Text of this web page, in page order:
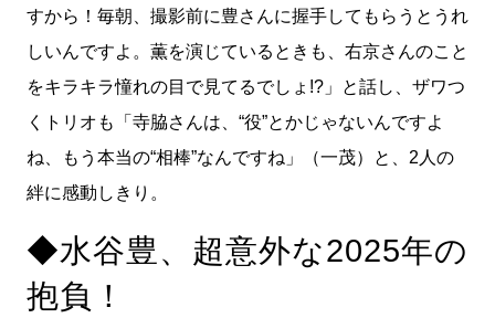
すから！毎朝、撮影前に豊さんに握手してもらうとうれ
しいんですよ。薫を演じているときも、右京さんのこと
をキラキラ憧れの目で見てるでしょ!?」と話し、ザワつ
くトリオも「寺脇さんは、“役”とかじゃないんですよ
ね、もう本当の“相棒”なんですね」（一茂）と、2人の
絆に感動しきり。
◆水谷豊、超意外な2025年の
抱負！